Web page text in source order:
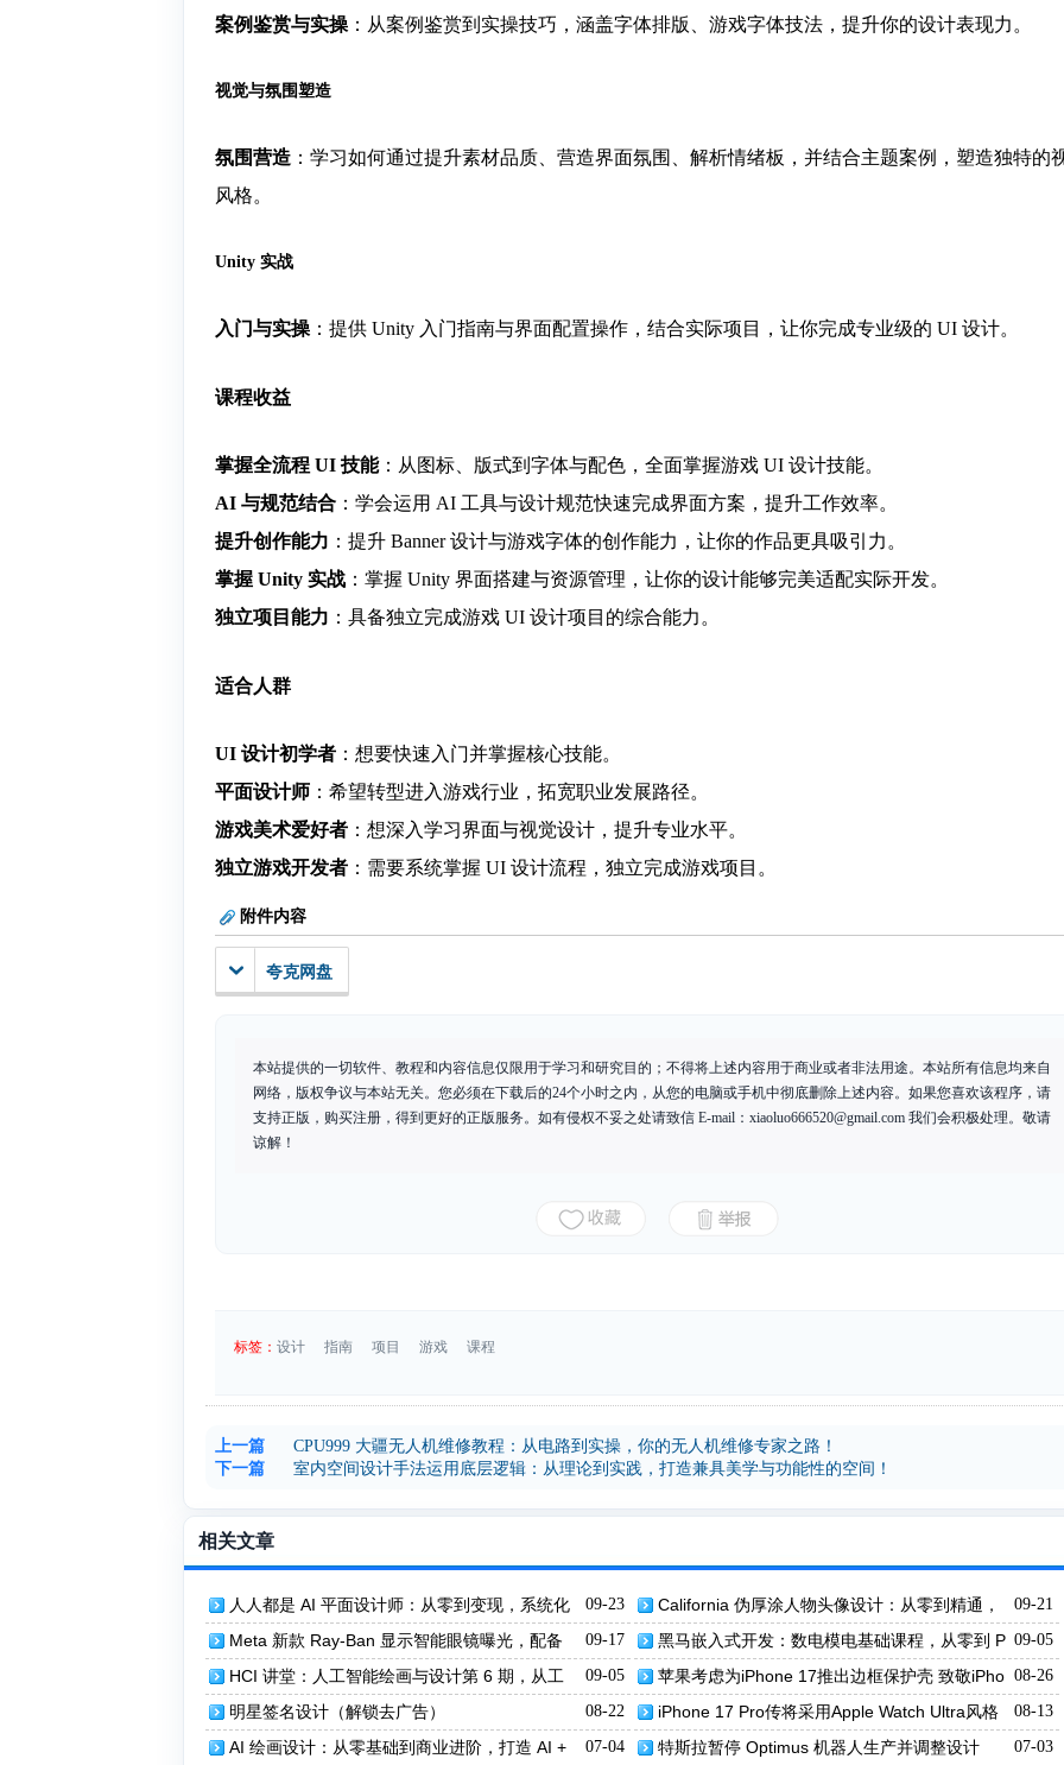
案例鉴赏与实操 ：从案例鉴赏到实操技巧，涵盖字体排版、游戏字体技法，提升你的设计表现力。
视觉与氛围塑造
氛围营造 ：学习如何通过提升素材品质、营造界面氛围、解析情绪板，并结合主题案例，塑造独特的
风格。
Unity 实战
入门与实操 ：提供 Unity 入门指南与界面配置操作，结合实际项目，让你完成专业级的 UI 设计。
课程收益
掌握全流程 UI 技能：从图标、版式到字体与配色，全面掌握游戏 UI 设计技能。
AI 与规范结合 ：学会运用 AI 工具与设计规范快速完成界面方案，提升工作效率。
提升创作能力 ：提升 Banner 设计与游戏字体的创作能力，让你的作品更具吸引力。
掌握 Unity 实战 ：掌握 Unity 界面搭建与资源管理，让你的设计能够完美适配实际开发。
独立项目能力 ：具备独立完成游戏 UI 设计项目的综合能力。
适合人群
UI 设计初学者 ：想要快速入门并掌握核心技能。
平面设计师 ：希望转型进入游戏行业，拓宽职业发展路径。
游戏美术爱好者 ：想深入学习界面与视觉设计，提升专业水平。
独立游戏开发者 ：需要系统掌握 UI 设计流程，独立完成游戏项目。
附件内容
夸克网盘
本站提供的一切软件、教程和内容信息仅限用于学习和研究目的；不得将上述内容用于商业或者非法用途。本站所有信息均来自
网络，版权争议与本站无关。您必须在下载后的24个小时之内，从您的电脑或手机中彻底删除上述内容。如果您喜欢该程序，请
支持正版，购买注册，得到更好的正版服务。如有侵权不妥之处请致信 E-mail： xiaoluo666520@gmail.com 我们会积极处理。敬请
谅解！
标签： 设计 指南 项目 游戏 课程
上一篇
CPU999 大疆无人机维修教程：从电路到实操，你的无人机维修专家之路！
下一篇
室内空间设计手法运用底层逻辑：从理论到实践，打造兼具美学与功能性的空间！
相关文章
09-23
人人都是 AI 平面设计师：从零到变现，系统化
掌握 AI 设计技能！
09-21
California 伪厚涂人物头像设计：从零到精通，
打造你的独特风格！
09-17
Meta 新款 Ray-Ban 显示智能眼镜曝光，配备
头戴显示屏与厚重设计
09-05
黑马嵌入式开发：数电模电基础课程，从零到 P
CB 设计实操！
09-05
HCI 讲堂：人工智能绘画与设计第 6 期，从工
具到商业的全流程精讲！
08-26
苹果考虑为iPhone 17推出边框保护壳 致敬iPho
ne 4经典设计
08-22
明星签名设计（解锁去广告） 08-13
iPhone 17 Pro传将采用Apple Watch Ultra风格
天线设计
07-04
AI 绘画设计：从零基础到商业进阶，打造 AI + 07-03
特斯拉暂停 Optimus 机器人生产并调整设计